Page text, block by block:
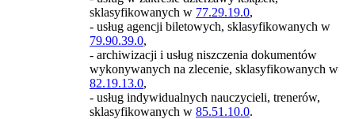
sklasyfikowanych w 77.29.19.0,
- usług agencji biletowych, sklasyfikowanych w
79.90.39.0,
- archiwizacji i usług niszczenia dokumentów
wykonywanych na zlecenie, sklasyfikowanych w
82.19.13.0,
- usług indywidualnych nauczycieli, trenerów,
sklasyfikowanych w 85.51.10.0.